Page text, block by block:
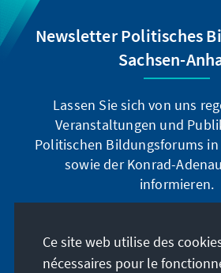
Newsletter Politisches
Sachsen-
Lassen Sie sich von uns
Veranstaltungen und
Politischen Bildungsforums
sowie der Konrad-
informieren.
Ce site web utilise des
nécessaires pour le